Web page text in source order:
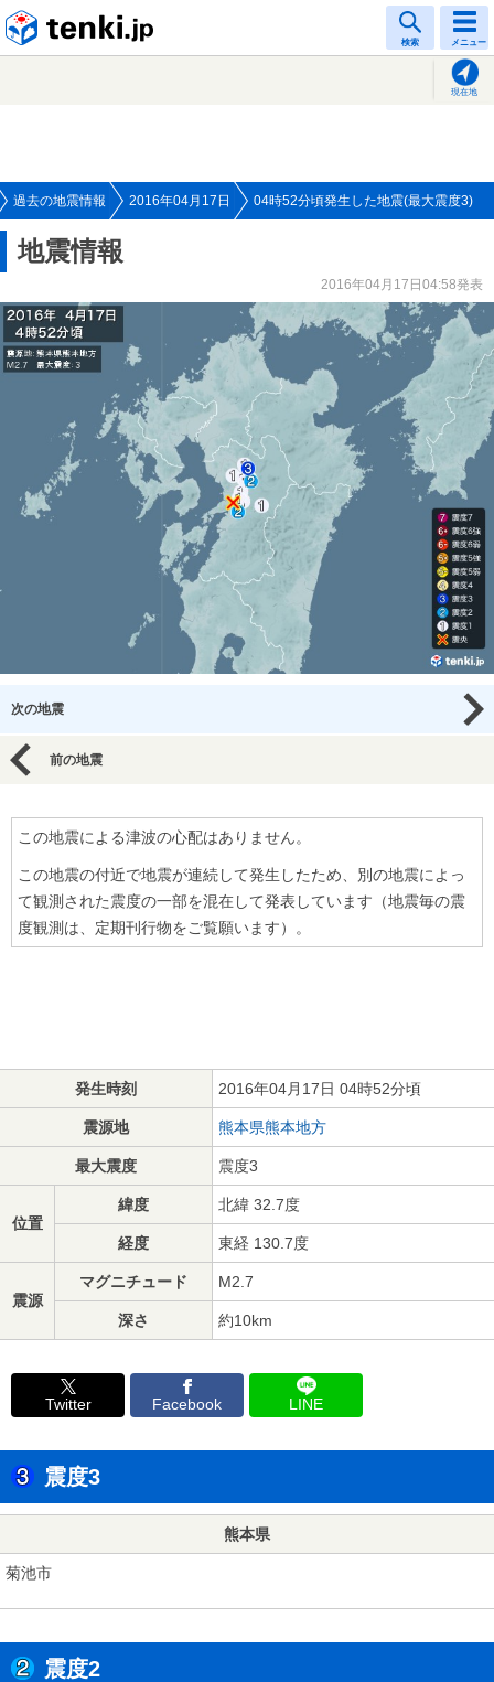
検索 メニュー
現在地
過去の地震情報 2016年04月17日 04時52分頃発生した地震(最大震度3)
地震情報
2016年04月17日04:58発表
次の地震
前の地震
この地震による津波の心配はありません。
この地震の付近で地震が連続して発生したため、別の地震によっ
て観測された震度の一部を混在して発表しています（地震毎の震
度観測は、定期刊行物をご覧願います）。
発生時刻 2016年04月17日 04時52分頃
震源地 熊本県熊本地方
最大震度 震度3
位置
緯度 北緯 32.7度
経度 東経 130.7度
震源
マグニチュード M2.7
深さ 約10km
Twitter Facebook LINE
震度3
熊本県
菊池市
震度2